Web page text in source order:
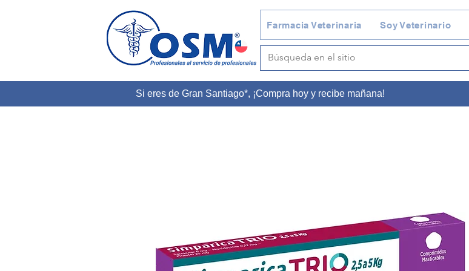
Farmacia Veterinaria Soy Veterinario
Si eres de Gran Santiago*, ¡Compra hoy y recibe mañana!